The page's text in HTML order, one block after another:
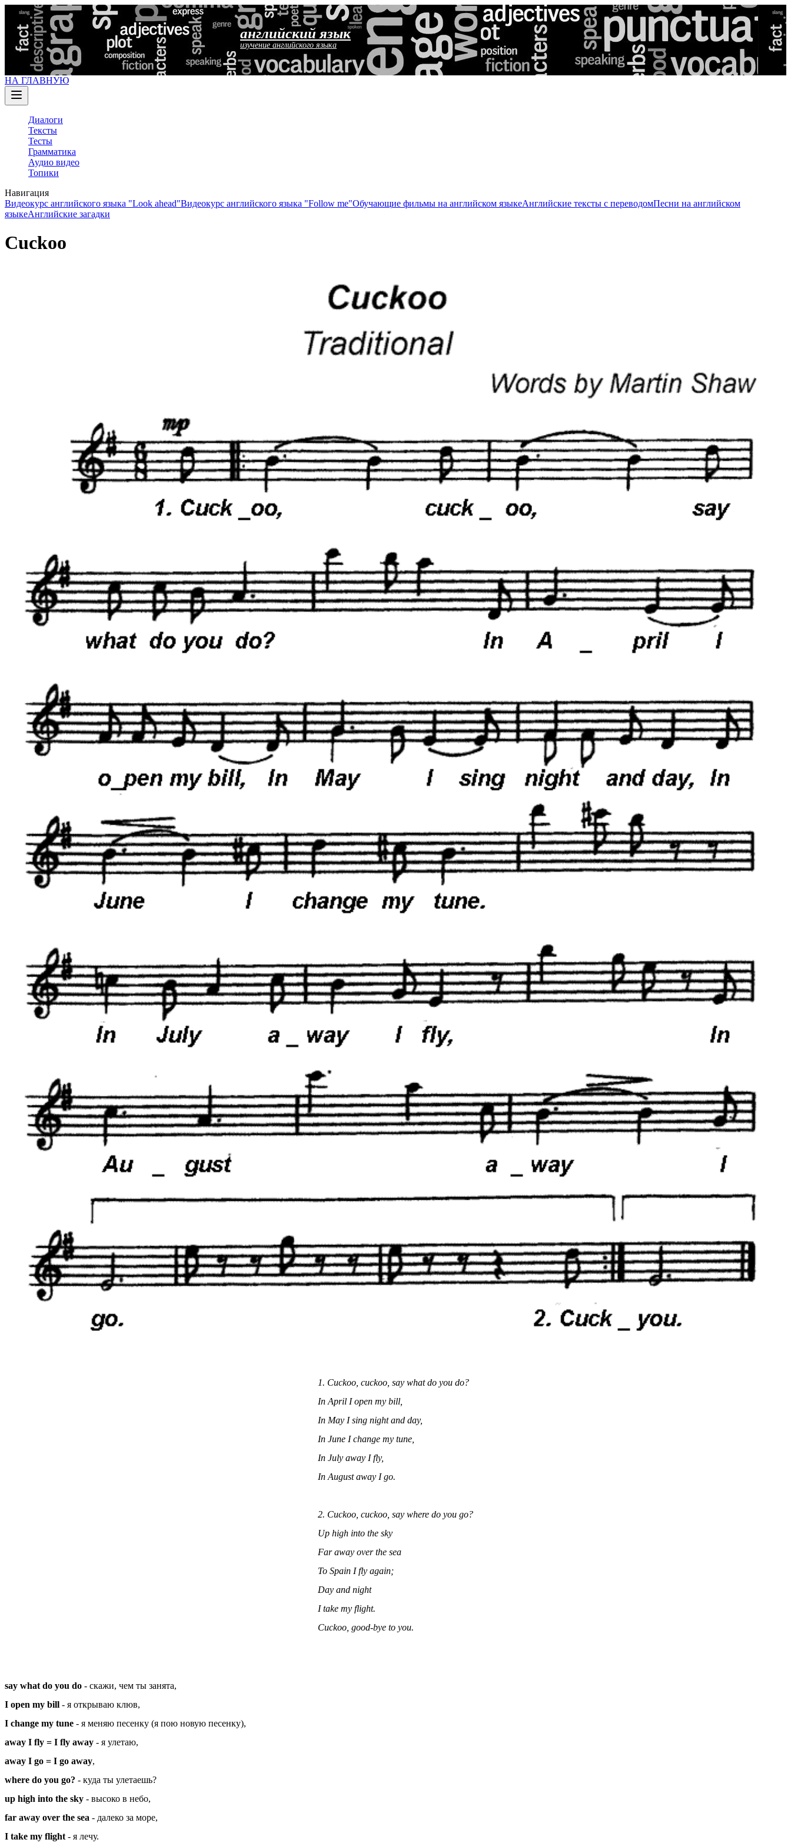
английский язык
изучение английского языка
НА ГЛАВНУЮ
Диалоги
Тексты
Тесты
Грамматика
Аудио видео
Топики
Навигация
Видеокурс английского языка "Look ahead"Видеокурс английского языка "Follow me"Обучающие фильмы на английском языкеАнглийские тексты с переводомПесни на английском
языкеАнглийские загадки
Cuckoo
1. Cuckoo, cuckoo, say what do you do?
In April I open my bill,
In May I sing night and day,
In June I change my tune,
In July away I fly,
In August away I go.
2. Cuckoo, cuckoo, say where do you go?
Up high into the sky
Far away over the sea
To Spain I fly again;
Day and night
I take my flight.
Cuckoo, good-bye to you.
say what do you do - скажи, чем ты занята,
I open my bill - я открываю клюв,
I change my tune - я меняю песенку (я пою новую песенку),
away I fly = I fly away - я улетаю,
away I go = I go away,
where do you go? - куда ты улетаешь?
up high into the sky - высоко в небо,
far away over the sea - далеко за море,
I take my flight- я лечу.